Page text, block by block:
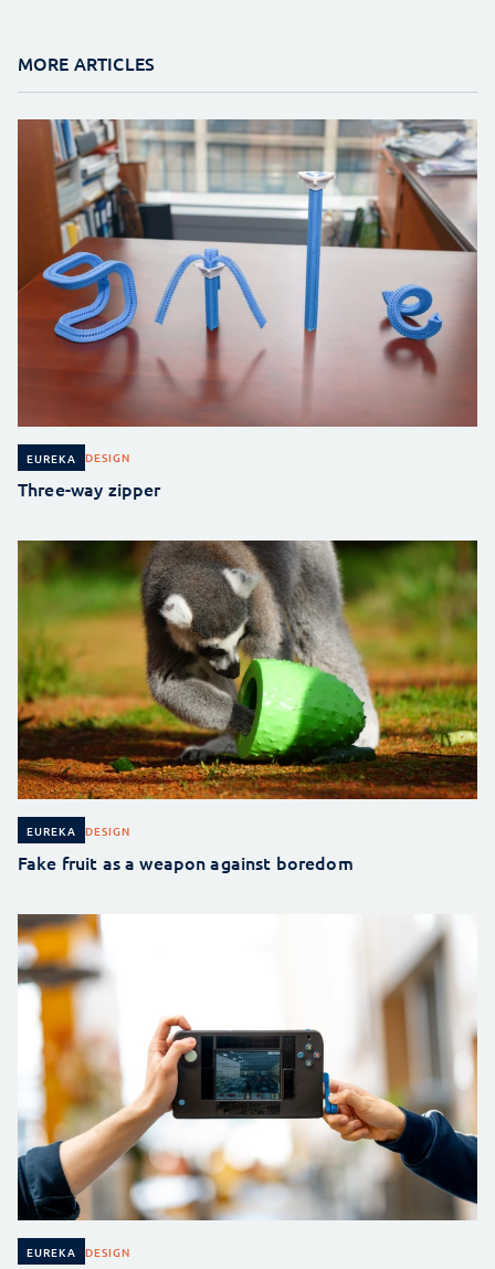
MORE ARTICLES
EUREKA DESIGN
Three-way zipper
EUREKA DESIGN
Fake fruit as a weapon against boredom
EUREKA DESIGN